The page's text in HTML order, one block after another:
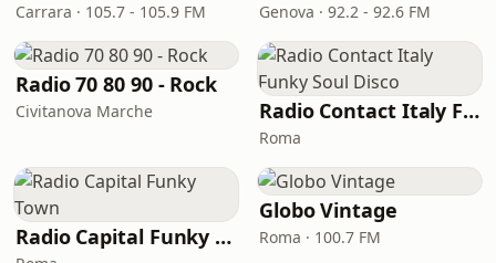
Carrara · 105.7 - 105.9 FM Genova · 92.2 - 92.6 FM
Radio 70 80 90 - Rock
Civitanova Marche Radio Contact Italy Funky Soul Disco
Roma
Radio Capital Funky Town
Globo Vintage
Roma · 100.7 FM